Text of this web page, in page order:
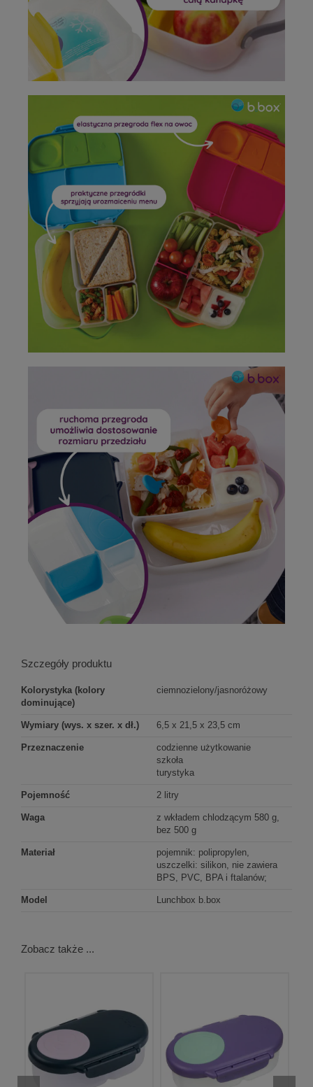
Szczegóły produktu
Kolorystyka (kolory
dominujące)
ciemnozielony/jasnoróżowy
Wymiary (wys. x szer. x dł.) 6,5 x 21,5 x 23,5 cm
Przeznaczenie
codzienne użytkowanie
szkoła
turystyka
Pojemność 2 litry
Waga
z wkładem chlodzącym 580 g,
bez 500 g
Materiał
pojemnik: polipropylen,
uszczelki: silikon, nie zawiera
BPS, PVC, BPA i ftalanów;
Model Lunchbox b.box
Zobacz także ...